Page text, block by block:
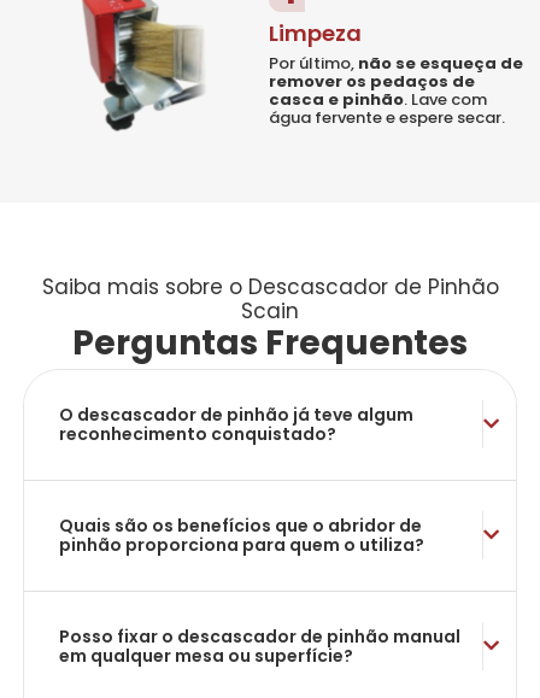
Limpeza
Por último, não se esqueça de
remover os pedaços de
casca e pinhão. Lave com
água fervente e espere secar.
Saiba mais sobre o Descascador de Pinhão
Scain
Perguntas Frequentes
O descascador de pinhão já teve algum
reconhecimento conquistado?
Quais são os benefícios que o abridor de
pinhão proporciona para quem o utiliza?
Posso fixar o descascador de pinhão manual
em qualquer mesa ou superfície?